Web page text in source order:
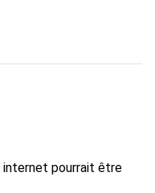
internet pourrait être